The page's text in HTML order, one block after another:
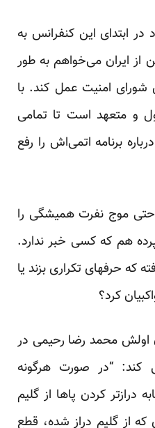
ابتدای این کنفرانس به
ایران می‌خواهم به طور
امنیت عمل کند. با
و متعهد است تا تمامی
برنامه اتمی‌اش را رفع
موج نفرت همیشگی را
هم که کسی خبر ندارد.
که حرفهای تکراری بزند یا
کرد؟
اولش محمد رضا رحیمی در
کند: “در صورت هرگونه
درازتر کردن پاها از گلیم
که از گلیم دراز شده، قطع